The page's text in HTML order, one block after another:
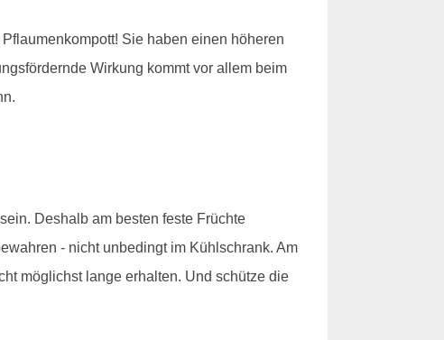
Sie haben einen höheren
Wirkung kommt vor allem beim
Deshalb am besten feste Früchte
- nicht unbedingt im Kühlschrank. Am
möglichst lange erhalten. Und schütze die